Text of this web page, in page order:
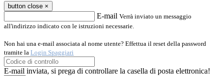
button close ×
E-mail Verrà inviato un messaggio
all'indirizzo indicato con le istruzioni necessarie.
Non hai una e-mail associata al nome utente? Effettua il reset della password
tramite la Login Spaggiari
E-mail inviata, si prega di controllare la casella di posta elettronica!